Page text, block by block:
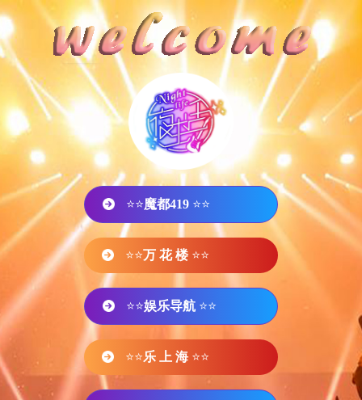
⭐⭐魔都419 ⭐⭐
⭐⭐万 花 楼 ⭐⭐
⭐⭐娱乐导航 ⭐⭐
⭐⭐乐 上 海 ⭐⭐